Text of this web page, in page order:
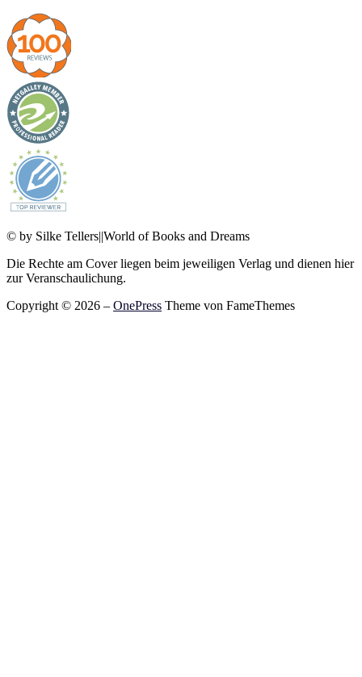
© by Silke Tellers||World of Books and Dreams
Die Rechte am Cover liegen beim jeweiligen Verlag und dienen hier
zur Veranschaulichung.
Copyright © 2026 – OnePress Theme von FameThemes